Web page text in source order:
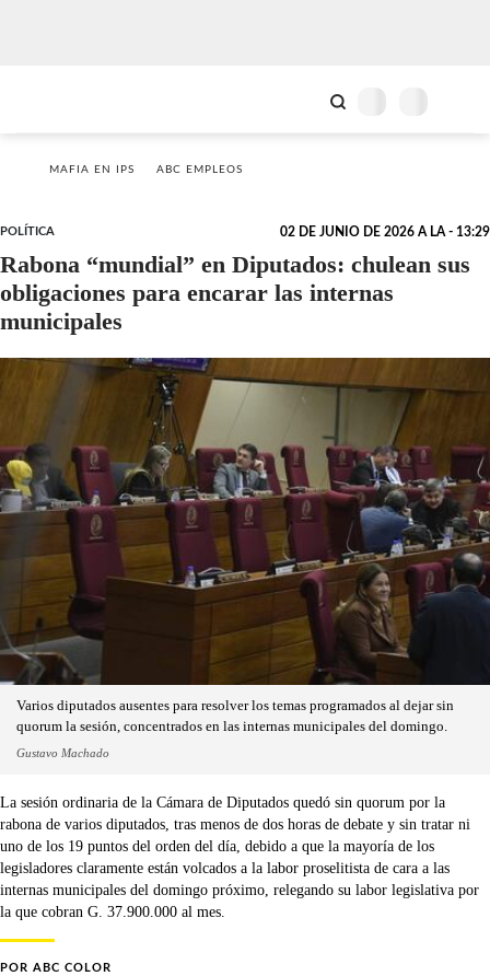
MAFIA EN IPS ABC EMPLEOS
POLÍTICA 02 DE JUNIO DE 2026 A LA - 13:29
Rabona “mundial” en Diputados: chulean sus
obligaciones para encarar las internas
municipales
Varios diputados ausentes para resolver los temas programados al dejar sin
quorum la sesión, concentrados en las internas municipales del domingo.
Gustavo Machado
La sesión ordinaria de la Cámara de Diputados quedó sin quorum por la
rabona de varios diputados, tras menos de dos horas de debate y sin tratar ni
uno de los 19 puntos del orden del día, debido a que la mayoría de los
legisladores claramente están volcados a la labor proselitista de cara a las
internas municipales del domingo próximo, relegando su labor legislativa por
la que cobran G. 37.900.000 al mes.
POR ABC COLOR